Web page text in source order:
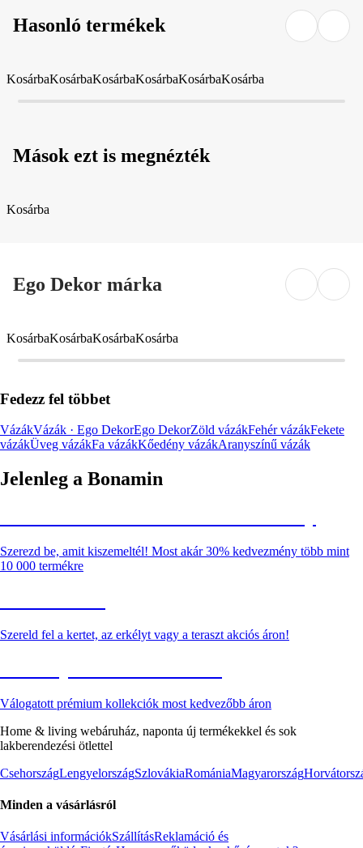
Hasonló termékek
KosárbaKosárbaKosárbaKosárbaKosárbaKosárba
Mások ezt is megnézték
Kosárba
Ego Dekor márka
KosárbaKosárbaKosárbaKosárba
Fedezz fel többet
VázákVázák · Ego DekorEgo DekorZöld vázákFehér vázákFekete
vázákÜveg vázákFa vázákKőedény vázákAranyszínű vázák
Jelenleg a Bonamin
Szerezd be, amit kiszemeltél! Most akár 30% kedvezmény több mint
10 000 termékre
Szereld fel a kertet, az erkélyt vagy a teraszt akciós áron!
Válogatott prémium kollekciók most kedvezőbb áron
Home & living webáruház, naponta új termékekkel és sok
lakberendezési ötlettel
CsehországLengyelországSzlovákiaRomániaMagyarország
Minden a vásárlásról
Vásárlási információkSzállításReklamáció és